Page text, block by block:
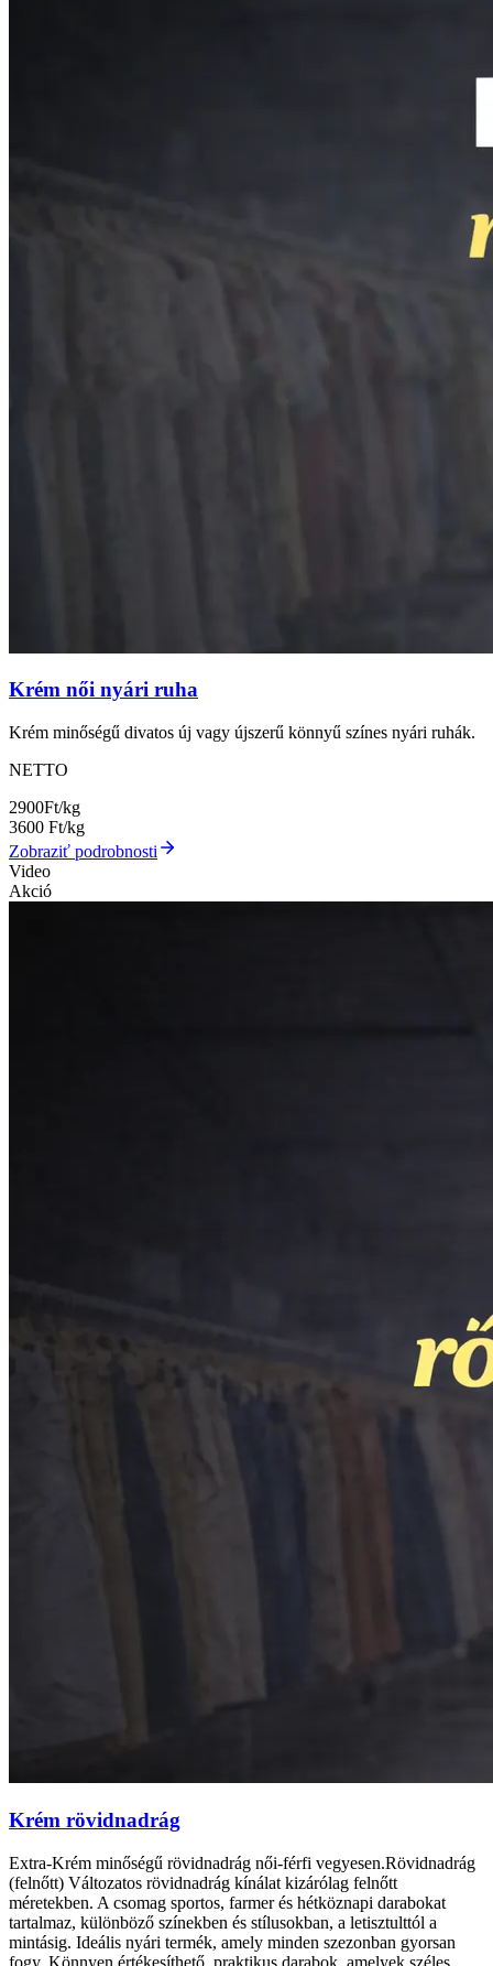
Krém női nyári ruha
Krém minőségű divatos új vagy újszerű könnyű színes nyári ruhák.
NETTO
2900Ft/kg
3600 Ft/kg
Zobraziť podrobnosti
Video
Akció
Krém rövidnadrág
Extra-Krém minőségű rövidnadrág női-férfi vegyesen.Rövidnadrág
(felnőtt) Változatos rövidnadrág kínálat kizárólag felnőtt
méretekben. A csomag sportos, farmer és hétköznapi darabokat
tartalmaz, különböző színekben és stílusokban, a letisztulttól a
mintásig. Ideális nyári termék, amely minden szezonban gyorsan
fogy. Könnyen értékesíthető, praktikus darabok, amelyek széles